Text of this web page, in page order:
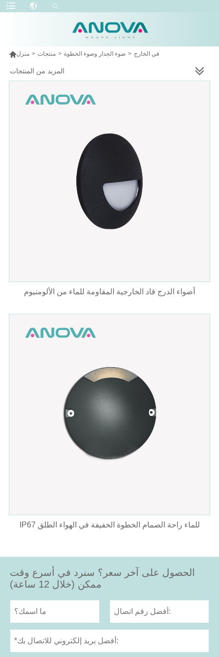
منزل > منتجات > ضوء الجدار وضوء الخطوة > في الخارج
المزيد من المنتجات
أضواء الدرج قاد الخارجية المقاومة للماء من الألومنيوم
IP67 للماء راحة الصمام الخطوة الخفيفة في الهواء الطلق
الحصول على آخر سعر؟ سنرد في أسرع وقت
ممكن (خلال 12 ساعة)